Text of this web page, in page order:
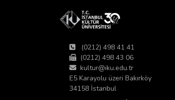
(0212) 498 41 41
(0212) 498 43 06
kultur@iku.edu.tr
E5 Karayolu üzeri Bakırköy
34158 İstanbul